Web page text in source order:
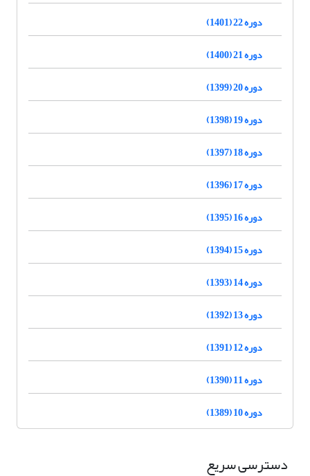
دوره 22 (1401)
دوره 21 (1400)
دوره 20 (1399)
دوره 19 (1398)
دوره 18 (1397)
دوره 17 (1396)
دوره 16 (1395)
دوره 15 (1394)
دوره 14 (1393)
دوره 13 (1392)
دوره 12 (1391)
دوره 11 (1390)
دوره 10 (1389)
دسترسی سریع